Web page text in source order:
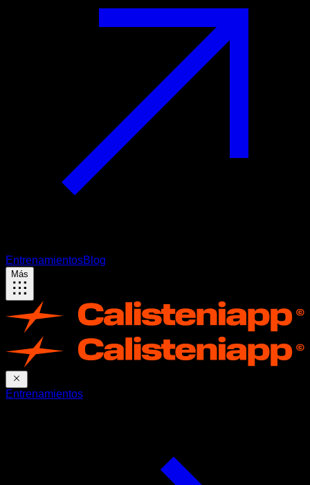
EntrenamientosBlog
Más
Entrenamientos